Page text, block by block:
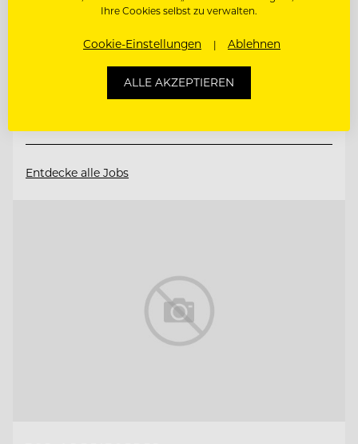
Entdecke alle Jobs
Ihre Cookies selbst zu verwalten.
Cookie-Einstellungen Ablehnen
ALLE AKZEPTIEREN